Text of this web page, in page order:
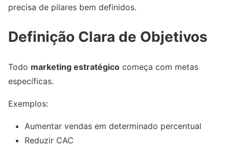
precisa de pilares bem definidos.
Definição Clara de Objetivos
Todo marketing estratégico começa com metas
específicas.
Exemplos:
Aumentar vendas em determinado percentual
Reduzir CAC